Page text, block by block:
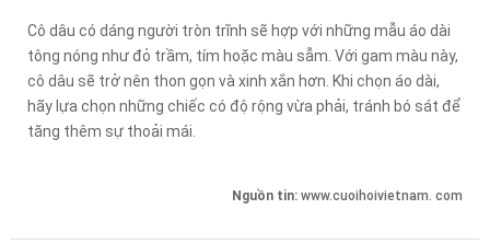
Cô dâu có dáng người tròn trĩnh sẽ hợp với những mẫu áo dài
tông nóng như đỏ trầm, tím hoặc màu sẫm. Với gam màu này,
cô dâu sẽ trở nên thon gọn và xinh xắn hơn. Khi chọn áo dài,
hãy lựa chọn những chiếc có độ rộng vừa phải, tránh bó sát để
tăng thêm sự thoải mái.
Nguồn tin: www.cuoihoivietnam. com